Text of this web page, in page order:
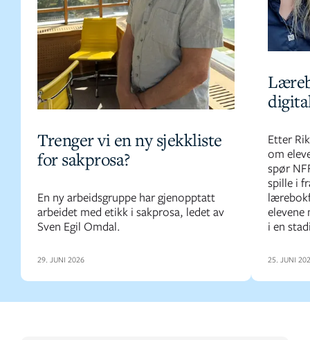
Trenger vi en ny sjekkliste
for sakprosa?
En ny arbeidsgruppe har gjenopptatt
arbeidet med etikk i sakprosa, ledet av
Sven Egil Omdal.
29. JUNI 2026
Etter
om
spør
spille i
i en
25. JUNI